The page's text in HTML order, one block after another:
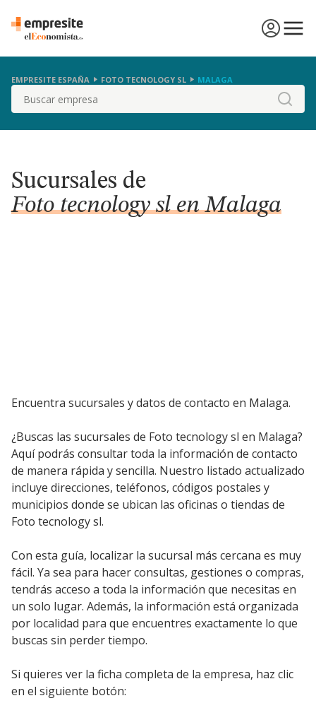
EMPRESITE ESPAÑA FOTO TECNOLOGY SL MALAGA
Buscar
Sucursales de
Foto tecnology sl en Malaga
Encuentra sucursales y datos de contacto en Malaga.
¿Buscas las sucursales de Foto tecnology sl en Malaga?
Aquí podrás consultar toda la información de contacto
de manera rápida y sencilla. Nuestro listado actualizado
incluye direcciones, teléfonos, códigos postales y
municipios donde se ubican las oficinas o tiendas de
Foto tecnology sl.
Con esta guía, localizar la sucursal más cercana es muy
fácil. Ya sea para hacer consultas, gestiones o compras,
tendrás acceso a toda la información que necesitas en
un solo lugar. Además, la información está organizada
por localidad para que encuentres exactamente lo que
buscas sin perder tiempo.
Si quieres ver la ficha completa de la empresa, haz clic
en el siguiente botón: